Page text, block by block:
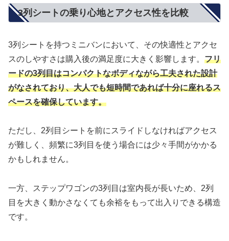
3列シートの乗り心地とアクセス性を比較
3列シートを持つミニバンにおいて、その快適性とアクセ
スのしやすさは購入後の満足度に大きく影響します。 フリ
ードの3列目はコンパクトなボディながら工夫された設計
がなされており、大人でも短時間であれば十分に座れるス
ペースを確保しています。
ただし、2列目シートを前にスライドしなければアクセス
が難しく、頻繁に3列目を使う場合には少々手間がかかる
かもしれません。
一方、ステップワゴンの3列目は室内長が長いため、2列
目を大きく動かさなくても余裕をもって出入りできる構造
です。